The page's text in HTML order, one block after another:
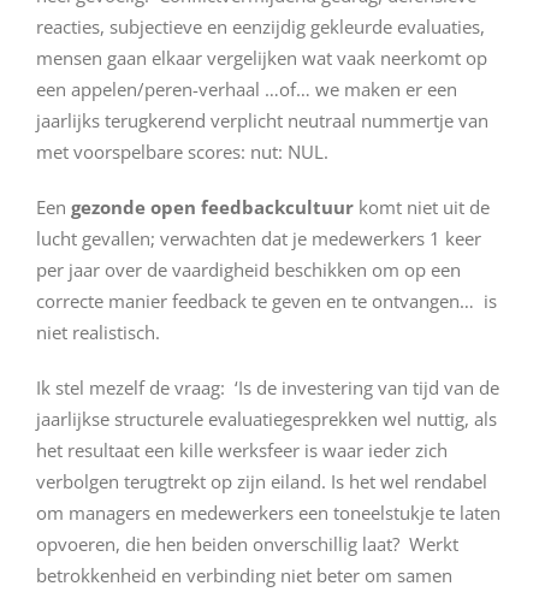
reacties, subjectieve en eenzijdig gekleurde evaluaties,
mensen gaan elkaar vergelijken wat vaak neerkomt op
een appelen/peren-verhaal …of… we maken er een
jaarlijks terugkerend verplicht neutraal nummertje van
met voorspelbare scores: nut: NUL.
Een gezonde open feedbackcultuur komt niet uit de
lucht gevallen; verwachten dat je medewerkers 1 keer
per jaar over de vaardigheid beschikken om op een
correcte manier feedback te geven en te ontvangen… is
niet realistisch.
Ik stel mezelf de vraag: ‘Is de investering van tijd van de
jaarlijkse structurele evaluatiegesprekken wel nuttig, als
het resultaat een kille werksfeer is waar ieder zich
verbolgen terugtrekt op zijn eiland. Is het wel rendabel
om managers en medewerkers een toneelstukje te laten
opvoeren, die hen beiden onverschillig laat? Werkt
betrokkenheid en verbinding niet beter om samen